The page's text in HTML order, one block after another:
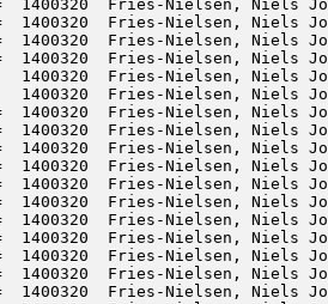
1400320  Fries-Nielsen,
1400320  Fries-Nielsen,
1400320  Fries-Nielsen, Niels
1400320  Fries-Nielsen,
1400320  Fries-Nielsen, Niels
1400320  Fries-Nielsen, Niels
1400320  Fries-Nielsen,
1400320  Fries-Nielsen,
1400320  Fries-Nielsen,
1400320  Fries-Nielsen,
1400320  Fries-Nielsen, Niels
1400320  Fries-Nielsen, Niels
1400320  Fries-Nielsen,
1400320  Fries-Nielsen, Niels
1400320  Fries-Nielsen,
1400320  Fries-Nielsen,
1400320  Fries-Nielsen,